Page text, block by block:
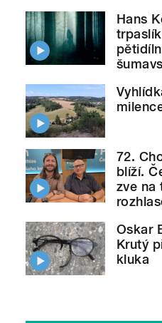
Hans
72.
blíží.
zve na
Oskar
Krutý
kluka